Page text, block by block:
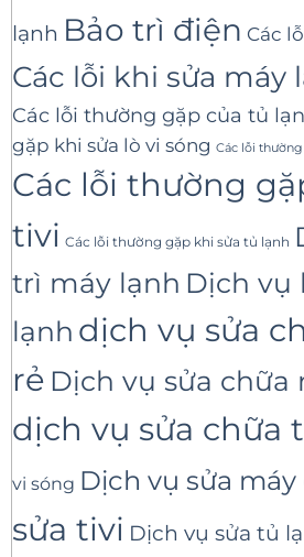
lạnh Bảo trì điện Các
Các lỗi khi sửa máy
Các lỗi thường gặp của tủ
gặp khi sửa lò vi sóng Các lỗi
Các lỗi thường
tivi Các lỗi thường gặp khi sửa tủ lạnh
trì máy lạnh Dịch vụ
lạnh dịch vụ sửa
rẻ Dịch vụ sửa chữa
dịch vụ sửa chữa
vi sóng Dịch vụ sửa
sửa tivi Dịch vụ sửa tủ